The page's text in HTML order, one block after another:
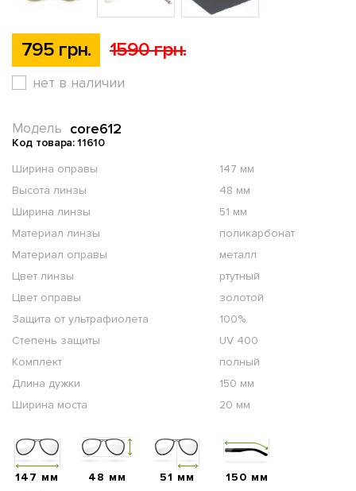
795 грн. 1590 грн.
нет в наличии
core612
Модель
Код товара: 11610
Ширина оправы
147 мм
Высота линзы
48 мм
Ширина линзы
51 мм
Материал линзы
поликарбонат
Материал оправы
металл
Цвет линзы
ртутный
Цвет оправы
золотой
Защита от ультрафиолета
100%
Степень защиты
UV 400
Комплект
полный
Длина дужки
150 мм
Ширина моста
20 мм
147 мм 48 мм 51 мм 150 мм